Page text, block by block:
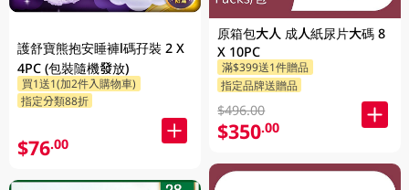
護舒寶熊抱安睡褲l碼孖裝 2 X
4PC (包裝隨機發放)
買1送1(加2件入購物車)
指定分類88折
$76.00
原箱包大人 成人紙尿片大碼 8
X 10PC
滿$399送1件贈品
指定品牌送贈品
$496.00
$350.00